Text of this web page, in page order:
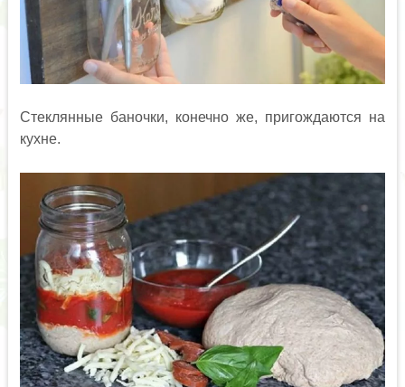
Стеклянные баночки, конечно же, пригождаются на
кухне.